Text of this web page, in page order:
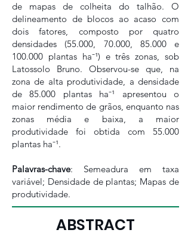
de mapas de colheita do talhão. O
delineamento de blocos ao acaso com
dois fatores, composto por quatro
densidades (55.000, 70.000, 85.000 e
100.000 plantas ha⁻¹) e três zonas, sob
Latossolo Bruno. Observou-se que, na
zona de alta produtividade, a densidade
de 85.000 plantas ha⁻¹ apresentou o
maior rendimento de grãos, enquanto nas
zonas média e baixa, a maior
produtividade foi obtida com 55.000
plantas ha⁻¹.
Palavras-chave: Semeadura em taxa
variável; Densidade de plantas; Mapas de
produtividade.
ABSTRACT